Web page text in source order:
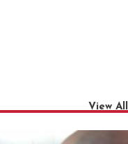
View All